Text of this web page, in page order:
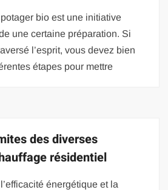
bio est une initiative
une certaine préparation. Si
l’esprit, vous devez bien
étapes pour mettre
des diverses
résidentiel
énergétique et la